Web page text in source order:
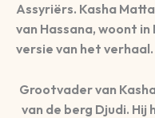
Assyriërs. Kasha
van Hassana, woont
versie van het verhaal.
Grootvader van
van de berg Djudi. Hij